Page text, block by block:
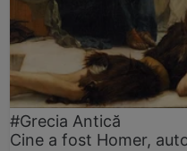
#Grecia Antică
Cine a fost Homer,